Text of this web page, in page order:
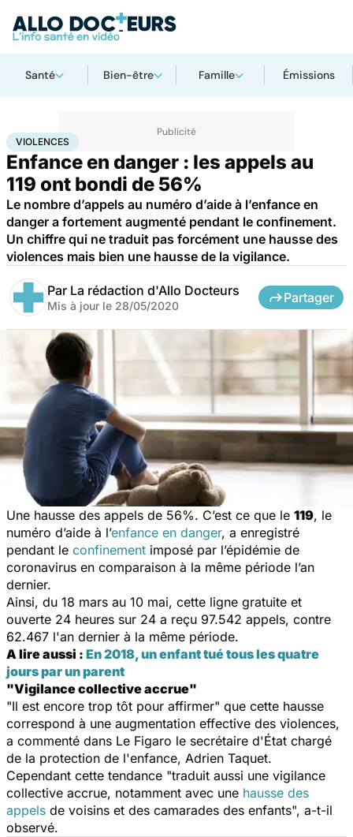
Santé Bien-être Famille Émissions
AccueilFamilleEnfant
VIOLENCES
Enfance en danger : les appels au
119 ont bondi de 56%
Le nombre d’appels au numéro d’aide à l’enfance en
danger a fortement augmenté pendant le confinement.
Un chiffre qui ne traduit pas forcément une hausse des
violences mais bien une hausse de la vigilance.
Par La rédaction d'Allo Docteurs
Mis à jour le 28/05/2020
Partager
Une hausse des appels de 56%. C’est ce que le 119, le
numéro d’aide à l’enfance en danger, a enregistré
pendant le confinement imposé par l’épidémie de
coronavirus en comparaison à la même période l’an
dernier.
Ainsi, du 18 mars au 10 mai, cette ligne gratuite et
ouverte 24 heures sur 24 a reçu 97.542 appels, contre
62.467 l'an dernier à la même période.
A lire aussi : En 2018, un enfant tué tous les quatre
jours par un parent
"Vigilance collective accrue"
"Il est encore trop tôt pour affirmer" que cette hausse
correspond à une augmentation effective des violences,
a commenté dans Le Figaro le secrétaire d'État chargé
de la protection de l'enfance, Adrien Taquet.
Cependant cette tendance "traduit aussi une vigilance
collective accrue, notamment avec une hausse des
appels de voisins et des camarades des enfants", a-t-il
observé.